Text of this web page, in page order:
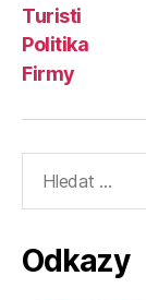
Turisti
Politika
Firmy
vyhledávání:
Odkazy